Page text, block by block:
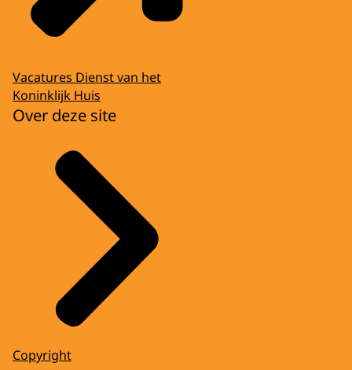
Vacatures Dienst van het
Koninklijk Huis
Over deze site
Copyright